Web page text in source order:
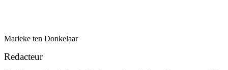
Marieke ten Donkelaar
Redacteur